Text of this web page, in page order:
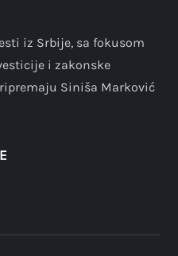
iz Srbije, sa fokusom
i zakonske
Siniša Marković